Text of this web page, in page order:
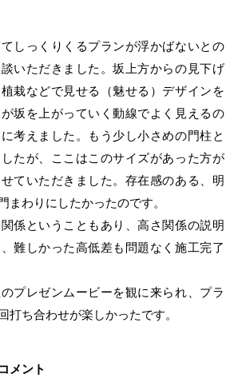
しっくりくるプランが浮かばないとの
いただきました。坂上方からの見下げ
栽などで見せる（魅せる）デザインを
坂を上がっていく動線でよく見えるの
考えました。もう少し小さめの門柱と
たが、ここはこのサイズがあった方が
ていただきました。存在感のある、明
まわりにしたかったのです。
係ということもあり、高さ関係の説明
難しかった高低差も問題なく施工完了
プレゼンムービーを観に来られ、プラ
打ち合わせが楽しかったです。
メント